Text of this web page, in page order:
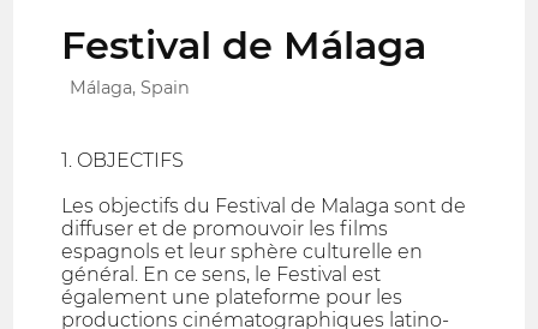
Festival de Málaga
Málaga, Spain
1. OBJECTIFS
Les objectifs du Festival de Malaga sont de
diffuser et de promouvoir les films
espagnols et leur sphère culturelle en
général. En ce sens, le Festival est
également une plateforme pour les
productions cinématographiques latino-